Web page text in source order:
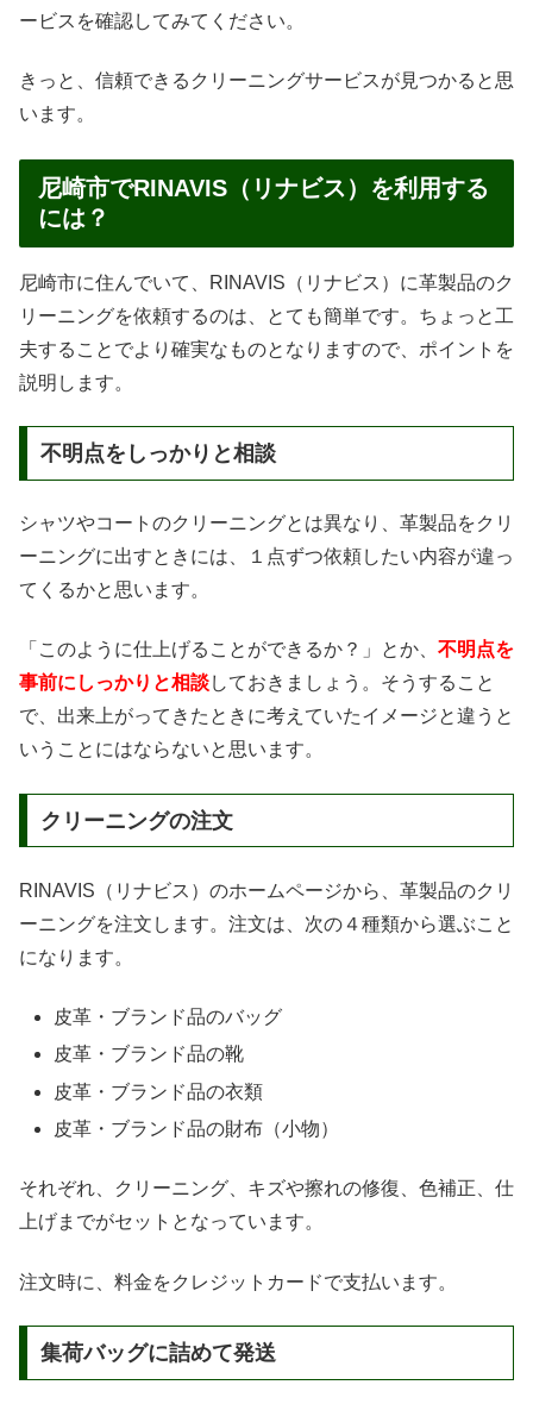
ービスを確認してみてください。
きっと、信頼できるクリーニングサービスが見つかると思
います。
尼崎市でRINAVIS（リナビス）を利用する
には？
尼崎市に住んでいて、RINAVIS（リナビス）に革製品のク
リーニングを依頼するのは、とても簡単です。ちょっと工
夫することでより確実なものとなりますので、ポイントを
説明します。
不明点をしっかりと相談
シャツやコートのクリーニングとは異なり、革製品をクリ
ーニングに出すときには、１点ずつ依頼したい内容が違っ
てくるかと思います。
「このように仕上げることができるか？」とか、 不明点を
事前にしっかりと相談しておきましょう。そうすること
で、出来上がってきたときに考えていたイメージと違うと
いうことにはならないと思います。
クリーニングの注文
RINAVIS（リナビス）のホームページから、革製品のクリ
ーニングを注文します。注文は、次の４種類から選ぶこと
になります。
皮革・ブランド品のバッグ
皮革・ブランド品の靴
皮革・ブランド品の衣類
皮革・ブランド品の財布（小物）
それぞれ、クリーニング、キズや擦れの修復、色補正、仕
上げまでがセットとなっています。
注文時に、料金をクレジットカードで支払います。
集荷バッグに詰めて発送